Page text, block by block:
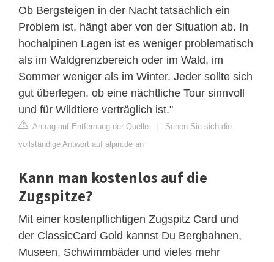
Ob Bergsteigen in der Nacht tatsächlich ein
Problem ist, hängt aber von der Situation ab. In
hochalpinen Lagen ist es weniger problematisch
als im Waldgrenzbereich oder im Wald, im
Sommer weniger als im Winter. Jeder sollte sich
gut überlegen, ob eine nächtliche Tour sinnvoll
und für Wildtiere verträglich ist."
Antrag auf Entfernung der Quelle | Sehen Sie sich die
vollständige Antwort auf alpin.de an
Kann man kostenlos auf die
Zugspitze?
Mit einer kostenpflichtigen Zugspitz Card und
der ClassicCard Gold kannst Du Bergbahnen,
Museen, Schwimmbäder und vieles mehr